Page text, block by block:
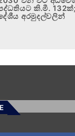
කි.මී.
අරමුදල්වලින්